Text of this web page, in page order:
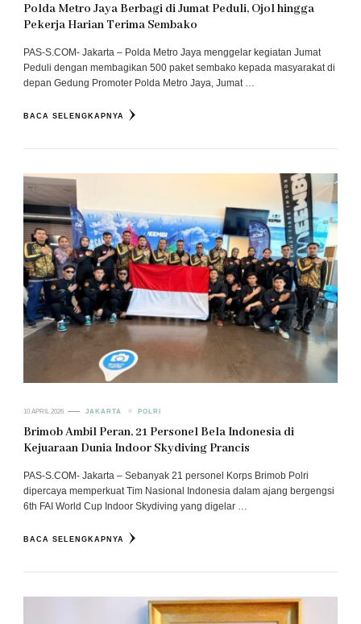
Polda Metro Jaya Berbagi di Jumat Peduli, Ojol hingga
Pekerja Harian Terima Sembako
PAS-S.COM- Jakarta – Polda Metro Jaya menggelar kegiatan Jumat
Peduli dengan membagikan 500 paket sembako kepada masyarakat di
depan Gedung Promoter Polda Metro Jaya, Jumat …
BACA SELENGKAPNYA
10 APRIL 2026 JAKARTA POLRI
Brimob Ambil Peran, 21 Personel Bela Indonesia di
Kejuaraan Dunia Indoor Skydiving Prancis
PAS-S.COM- Jakarta – Sebanyak 21 personel Korps Brimob Polri
dipercaya memperkuat Tim Nasional Indonesia dalam ajang bergengsi
6th FAI World Cup Indoor Skydiving yang digelar …
BACA SELENGKAPNYA